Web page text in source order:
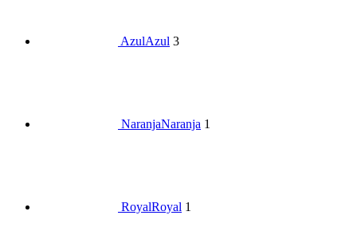
AzulAzul 3
NaranjaNaranja 1
RoyalRoyal 1